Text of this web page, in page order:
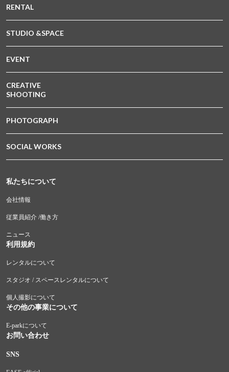
RENTAL
STUDIO &SPACE
EVENT
CREATIVE
SHOOTING
PHOTOGRAPH
SOCIAL WORKS
私たちについて
会社情報
従業員紹介 /働き方
ニュース
利用規約
レンタルについて
スタジオ / スペースレンタルについて
個人撮影について
その他の事業について
E-parkについて
お問い合わせ
SNS